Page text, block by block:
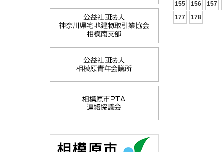
155
156
157
177
178